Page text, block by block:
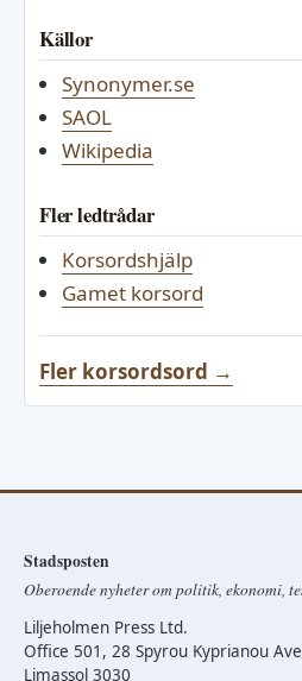
Källor
Synonymer.se
SAOL
Wikipedia
Fler ledtrådar
Korsordshjälp
Gamet korsord
Fler korsordsord →
Stadsposten
Oberoende nyheter om politik, ekonomi,
Liljeholmen Press Ltd.
Office 501, 28 Spyrou Kyprianou
Limassol 3030